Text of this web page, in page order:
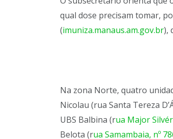
qual dose precisam tomar,
(imuniza.manaus.am.gov.br),
Na zona Norte, quatro
Nicolau (rua Santa Tereza
UBS Balbina (rua Major
Belota (rua Samambaia, nº